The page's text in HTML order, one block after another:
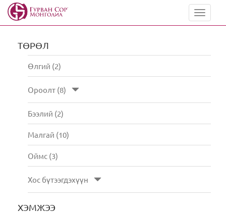
Toggle
ТӨРӨЛ
Өлгий (2)
Ороолт (8)
Бээлий (2)
Малгай (10)
Оймс (3)
Хос бүтээгдэхүүн
ХЭМЖЭЭ